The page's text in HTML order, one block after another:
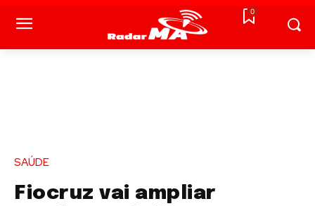
0
SAÚDE
Fiocruz vai ampliar